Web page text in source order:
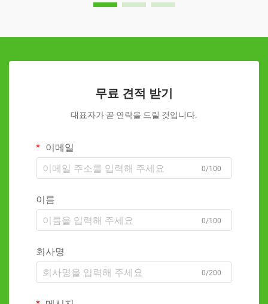
무료 견적 받기
대표자가 곧 연락을 드릴 것입니다.
이메일
0/100
이름
0/100
회사명
0/200